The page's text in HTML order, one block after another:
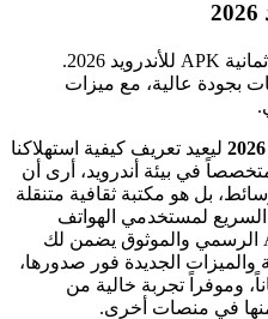
حمل الآن أحدث إصدار من تطبيق ثمانية APK للأندرويد 2026.
بجودة عالية، مع ميزات
ليعيد تعريف كيفية استهلاكنا
في بيئة أندرويد، أرى أن
بل هو مكتبة ثقافية متنقلة
لمستخدمي الهواتف
الذكية. إن الاعتماد على ملف APK الرسمي والموثوق يضمن لك
والميزات الجديدة فور صدورها،
وموفراً تجربة خالية من
منها في منصات أخرى.